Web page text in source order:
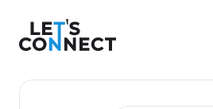
Let's Connect
le menu